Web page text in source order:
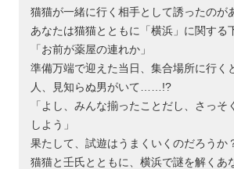
猫猫が一緒に行く相手として誘ったのが
あなたは猫猫とともに「横浜」に関する
「お前が薬屋の連れか」
準備万端で迎えた当日、集合場所に行く
人、見知らぬ男がいて……!?
「よし、みんな揃ったことだし、さっそ
しよう」
果たして、試遊はうまくいくのだろうか
猫猫と壬氏とともに、横浜で謎を解くあ